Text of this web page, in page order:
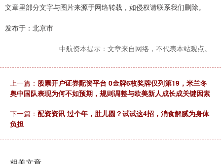
文章里部分文字与图片来源于网络转载，如侵权请联系我们删除。
发布于：北京市
中航资本提示：文章来自网络，不代表本站观点。
上一篇： 股票开户证券配资平台 0金牌6枚奖牌仅列第19，米兰冬
奥中国队表现为何不如预期，规则调整与欧美新人成长成关键因素
下一篇： 配资资讯 过个年，肚儿圆？试试这4招，消食解腻为身体
负担